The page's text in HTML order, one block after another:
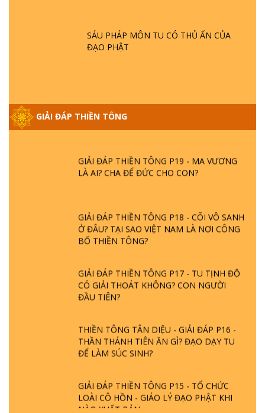
SÁU PHÁP MÔN TU CÓ THỦ ẤN CỦA
ĐẠO PHẬT
GIẢI ĐÁP THIỀN TÔNG
GIẢI ĐÁP VỀ LỄ TIỄN THIỀN TÔNG SƯ
NGỌC LÂM VỀ PHẬT GIỚI
- BÁC NGUYỄN NHÂN LÀ AI? PHIỀN NÃO
DO ĐÂU MÀ CÓ?
LÀ AI? CHA ĐỂ ĐỨC CHO CON?
Ở ĐÂU? TẠI SAO VIỆT NAM LÀ NƠI CÔNG
BỐ THIỀN TÔNG?
CÓ GIẢI THOÁT KHÔNG? CON NGƯỜI
ĐẦU TIÊN?
THẦN THÁNH TIÊN ĂN GÌ? ĐẠO DẠY TU
ĐỂ LÀM SÚC SINH?
LOÀI CÔ HỒN - GIÁO LÝ ĐẠO PHẬT KHI
NÀO XUẤT BẢN